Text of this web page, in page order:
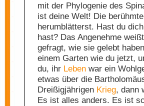
mit der Phylogenie des
ist deine Welt! Die
herumblätterst. Hast du
hast? Das Angenehme
gefragt, wie sie gelebt
einem Garten wie du jetzt,
du, ihr Leben war ein
etwas über die
Dreißigjährigen Krieg, dann
Es ist alles anders. Es ist